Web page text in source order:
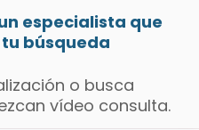
especialista que
búsqueda
o busca
vídeo consulta.